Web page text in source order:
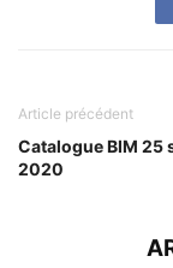
Article précédent
Catalogue BIM 25
2020